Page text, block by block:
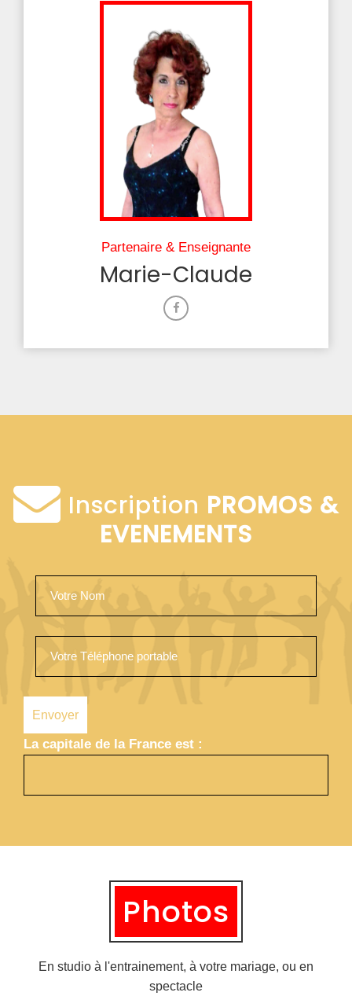
Partenaire & Enseignante
Marie-Claude
Inscription PROMOS &
EVENEMENTS
La capitale de la France est :
Photos
En studio à l'entrainement, à votre mariage, ou en
spectacle